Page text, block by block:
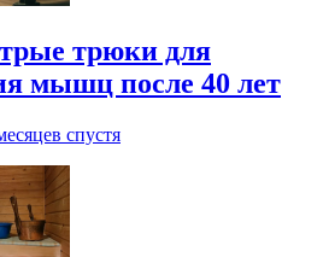
трюки для
мышц после 40 лет
спустя